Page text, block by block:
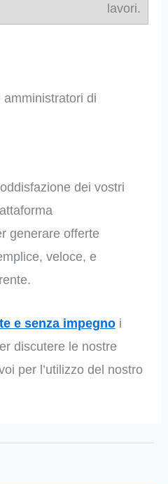
lavori.
di
dei vostri
generare offerte
veloce, e
e senza impegnoi
discutere le nostre
per l’utilizzo del nostro